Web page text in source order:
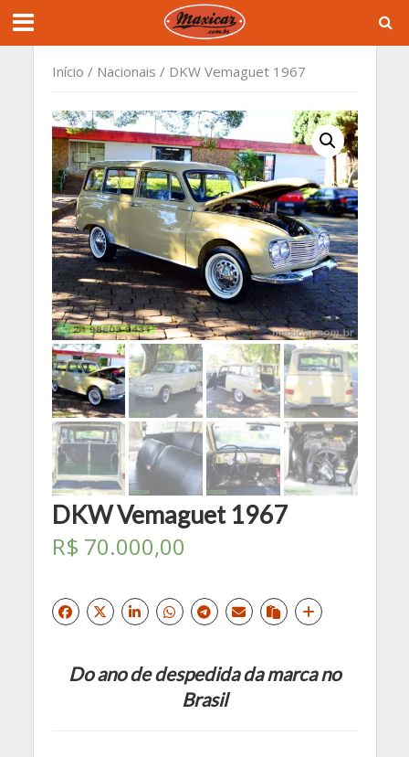
Início / Nacionais / DKW Vemaguet 1967
DKW Vemaguet 1967
R$ 70.000,00
Do ano de despedida da marca no
Brasil